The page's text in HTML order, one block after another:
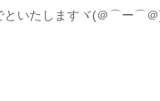
といたしますヾ(＠⌒ー⌒＠